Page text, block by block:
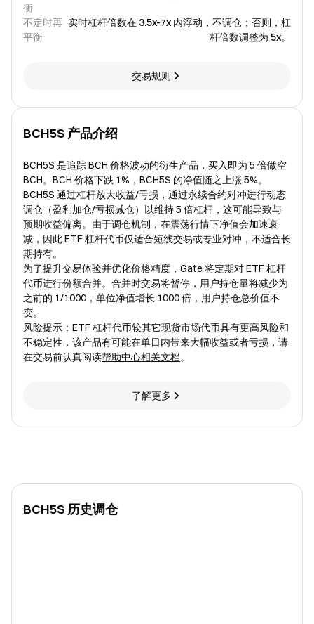
衡
不定时再
平衡
实时杠杆倍数在 3.5x-7x 内浮动，不调仓；否则，杠
杆倍数调整为 5x。
交易规则
BCH5S 产品介绍
BCH5S 是追踪 BCH 价格波动的衍生产品，买入即为 5 倍做空
BCH。BCH 价格下跌 1%，BCH5S 的净值随之上涨 5%。
BCH5S 通过杠杆放大收益/亏损，通过永续合约对冲进行动态
调仓（盈利加仓/亏损减仓）以维持 5 倍杠杆，这可能导致与
预期收益偏离。由于调仓机制，在震荡行情下净值会加速衰
减，因此 ETF 杠杆代币仅适合短线交易或专业对冲，不适合长
期持有。
为了提升交易体验并优化价格精度，Gate 将定期对 ETF 杠杆
代币进行份额合并。合并时交易将暂停，用户持仓量将减少为
之前的 1/1000，单位净值增长 1000 倍，用户持仓总价值不
变。
风险提示：ETF 杠杆代币较其它现货市场代币具有更高风险和
不稳定性，该产品有可能在单日内带来大幅收益或者亏损，请
在交易前认真阅读帮助中心相关文档。
了解更多
BCH5S 历史调仓